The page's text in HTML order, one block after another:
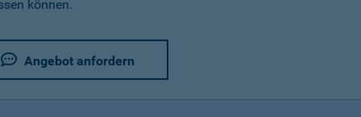
können.
Angebot anfordern